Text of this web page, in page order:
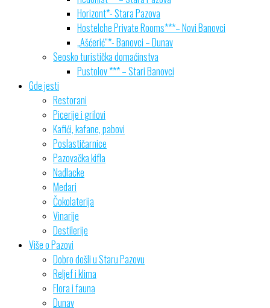
Horizont*- Stara Pazova
Hostelche Private Rooms***– Novi Banovci
„Ašćerić“*- Banovci – Dunav
Seosko turistička domaćinstva
Pustolov *** – Stari Banovci
Gde jesti
Restorani
Picerije i grilovi
Kafići, kafane, pabovi
Poslastičarnice
Pazovačka kifla
Nadlacke
Medari
Čokolaterija
Vinarije
Destilerije
Više o Pazovi
Dobro došli u Staru Pazovu
Reljef i klima
Flora i fauna
Dunav